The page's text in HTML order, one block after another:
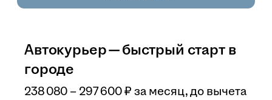
Автокурьер — быстрый старт в
городе
238 080 – 297 600₽ за месяц,до вычета